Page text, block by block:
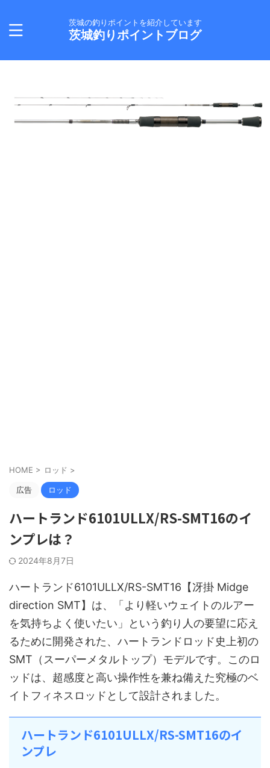
茨城の釣りポイントを紹介しています
茨城釣りポイントブログ
HOME > ロッド >
広告 ロッド
ハートランド6101ULLX/RS-SMT16のイ
ンプレは？
2024年8月7日
ハートランド6101ULLX/RS-SMT16【冴掛 Midge
direction SMT】は、「より軽いウェイトのルアー
を気持ちよく使いたい」という釣り人の要望に応え
るために開発された、ハートランドロッド史上初の
SMT（スーパーメタルトップ）モデルです。このロ
ッドは、超感度と高い操作性を兼ね備えた究極のベ
イトフィネスロッドとして設計されました。
ハートランド6101ULLX/RS-SMT16のイ
ンプレ